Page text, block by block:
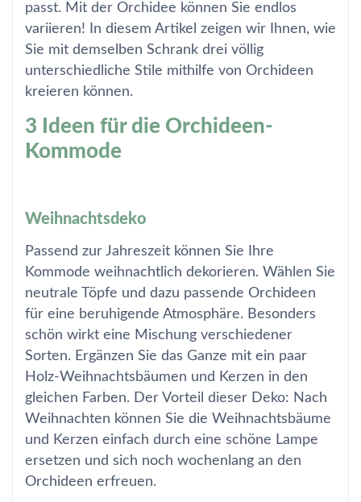
passt. Mit der Orchidee können Sie endlos
variieren! In diesem Artikel zeigen wir Ihnen, wie
Sie mit demselben Schrank drei völlig
unterschiedliche Stile mithilfe von Orchideen
kreieren können.
3 Ideen für die Orchideen-
Kommode
Weihnachtsdeko
Passend zur Jahreszeit können Sie Ihre
Kommode weihnachtlich dekorieren. Wählen Sie
neutrale Töpfe und dazu passende Orchideen
für eine beruhigende Atmosphäre. Besonders
schön wirkt eine Mischung verschiedener
Sorten. Ergänzen Sie das Ganze mit ein paar
Holz-Weihnachtsbäumen und Kerzen in den
gleichen Farben. Der Vorteil dieser Deko: Nach
Weihnachten können Sie die Weihnachtsbäume
und Kerzen einfach durch eine schöne Lampe
ersetzen und sich noch wochenlang an den
Orchideen erfreuen.